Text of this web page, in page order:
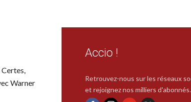
Warner
Accio !
Retrouvez-nous sur les réseaux
et rejoignez nos milliers d'abonnés.